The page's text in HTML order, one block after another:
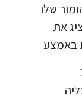
שלו
את
באמצע